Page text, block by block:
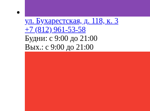
ул. Бухарестская, д. 118, к. 3
+7 (812) 961-53-58
Будни: с 9:00 до 21:00
Вых.: с 9:00 до 21:00